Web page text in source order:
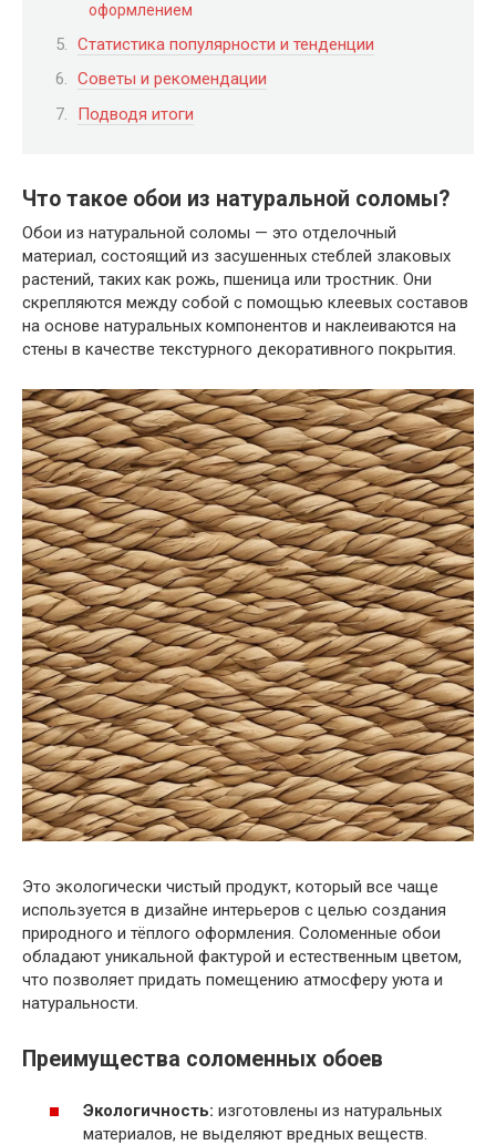
оформлением
Статистика популярности и тенденции
Советы и рекомендации
Подводя итоги
Что такое обои из натуральной соломы?
Обои из натуральной соломы — это отделочный
материал, состоящий из засушенных стеблей злаковых
растений, таких как рожь, пшеница или тростник. Они
скрепляются между собой с помощью клеевых составов
на основе натуральных компонентов и наклеиваются на
стены в качестве текстурного декоративного покрытия.
Это экологически чистый продукт, который все чаще
используется в дизайне интерьеров с целью создания
природного и тёплого оформления. Соломенные обои
обладают уникальной фактурой и естественным цветом,
что позволяет придать помещению атмосферу уюта и
натуральности.
Преимущества соломенных обоев
Экологичность: изготовлены из натуральных
материалов, не выделяют вредных веществ.